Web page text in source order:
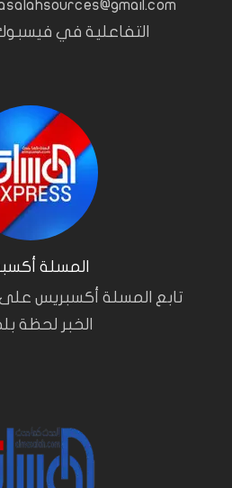
التفاعلية في
المسلة
تابع المسلة أكسبريس على
الخبر لحظة